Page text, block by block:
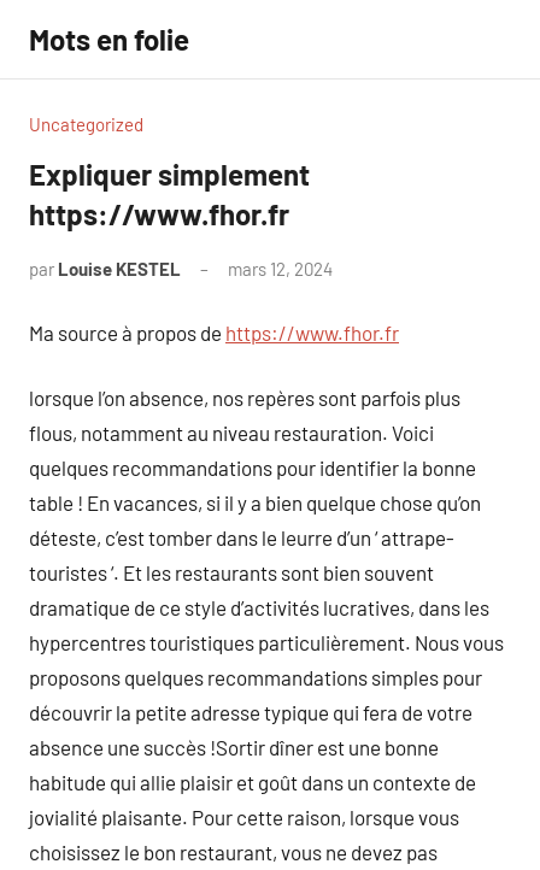
contenu
Mots en folie
Uncategorized
Expliquer simplement
https://www.fhor.fr
par Louise KESTEL mars 12, 2024
Ma source à propos de https://www.fhor.fr
lorsque l’on absence, nos repères sont parfois plus
flous, notamment au niveau restauration. Voici
quelques recommandations pour identifier la bonne
table ! En vacances, si il y a bien quelque chose qu’on
déteste, c’est tomber dans le leurre d’un ‘ attrape-
touristes ‘. Et les restaurants sont bien souvent
dramatique de ce style d’activités lucratives, dans les
hypercentres touristiques particulièrement. Nous vous
proposons quelques recommandations simples pour
découvrir la petite adresse typique qui fera de votre
absence une succès !Sortir dîner est une bonne
habitude qui allie plaisir et goût dans un contexte de
jovialité plaisante. Pour cette raison, lorsque vous
choisissez le bon restaurant, vous ne devez pas